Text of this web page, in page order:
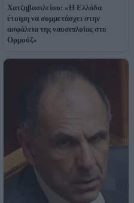
Χατζηβασιλείου: «Η Ελλάδα
έτοιμη να συμμετάσχει στην
ασφάλεια της ναυσιπλοΐας στο
Ορμούζ»